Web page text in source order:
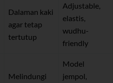
Dalaman kaki
agar tetap
tertutup
Adjustable,
elastis,
wudhu-
friendly
Melindungi
Model
jempol,